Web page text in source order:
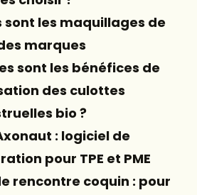
sont les maquillages de
marques
sont les bénéfices de
des culottes
bio ?
: logiciel de
pour TPE et PME
rencontre coquin : pour